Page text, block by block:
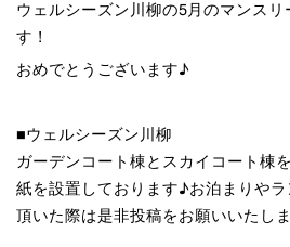
ウェルシーズン川柳の5月のマンス
す！
おめでとうございます♪
■ウェルシーズン川柳
ガーデンコート棟とスカイコート棟
紙を設置しております♪お泊まりや
頂いた際は是非投稿をお願いいたし